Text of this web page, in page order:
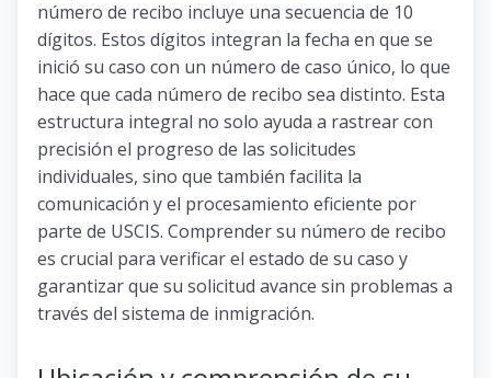
número de recibo incluye una secuencia de 10
dígitos. Estos dígitos integran la fecha en que se
inició su caso con un número de caso único, lo que
hace que cada número de recibo sea distinto. Esta
estructura integral no solo ayuda a rastrear con
precisión el progreso de las solicitudes
individuales, sino que también facilita la
comunicación y el procesamiento eficiente por
parte de USCIS. Comprender su número de recibo
es crucial para verificar el estado de su caso y
garantizar que su solicitud avance sin problemas a
través del sistema de inmigración.